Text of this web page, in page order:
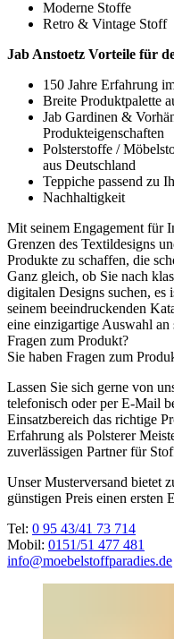
Moderne Stoffe
Retro & Vintage Stoff
Jab Anstoetz Vorteile für
150 Jahre Erfahrung
Breite Produktpalette
Jab Gardinen &
Produkteigenschaften
Polsterstoffe /
aus Deutschland
Teppiche passend zu
Nachhaltigkeit
Mit seinem Engagement für
Grenzen des Textildesigns
Produkte zu schaffen, die
Ganz gleich, ob Sie nach
digitalen Designs suchen, es
seinem beeindruckenden
eine einzigartige Auswahl an
Fragen zum Produkt?
Sie haben Fragen zum
Lassen Sie sich gerne von
telefonisch oder per E-Mail
Einsatzbereich das richtige
Erfahrung als Polsterer
zuverlässigen Partner für
Unser Musterversand bietet
günstigen Preis einen ersten
Tel: 0 95 43/41 73 714
Mobil: 0151/51 477 481
info@moebelstoffparadies.de